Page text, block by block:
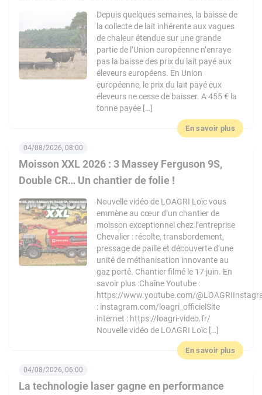
Depuis quelques semaines, la baisse de
la collecte de lait inhérente aux vagues
de chaleur étendue sur une grande
partie de l’Union européenne n’enraye
pas la baisse des prix du lait payé aux
éleveurs européens. En Union
européenne, le prix du lait payé eux
éleveurs ne cesse de baisser. A 455 € la
tonne payée […]
En savoir plus
Moisson XXL 2026 : 3 Massey Ferguson 9S,
Double CR… Un chantier de folie !
04/08/2026, 08:00
Nouvelle vidéo de LOAGRI Loïc vous
emmène au cœur d’un chantier de
moisson exceptionnel chez l’entreprise
Chevalier : récolte, transbordement,
pressage de paille et découverte d’une
unité de méthanisation innovante au
gaz porté. Chantier filmé le 17 juin. En
savoir plus :Chaîne Youtube :
https://www.youtube.com/
: instagram.com/loagri_officielSite
internet : https://loagri-video.fr/
Nouvelle vidéo de LOAGRI Loïc […]
En savoir plus
La technologie laser gagne en performance
04/08/2026, 06:00